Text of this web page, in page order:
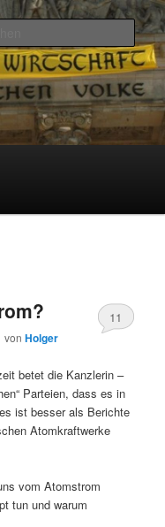
vonHolger
11
betet die Kanzlerin –
Parteien, dass es in
ist besser als Berichte
Atomkraftwerke
vom Atomstrom
tun und warum